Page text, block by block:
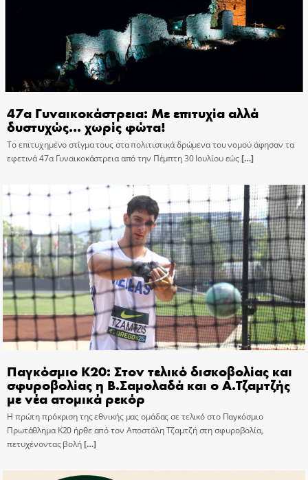
47α Γυναικοκάστρεια: Με επιτυχία αλλά
δυστυχώς… χωρίς φώτα!
Το επιτυχημένο στίγμα τους στα πολιτιστικά δρώμενα του νομού άφησαν τα
εφετινά 47α Γυναικοκάστρεια από την Πέμπτη 30 Ιουλίου εώς[…]
Παγκόσμιο Κ20: Στον τελικό δισκοβολίας και
σφυροβολίας η Β.Σαμολαδά και ο Α.Τζαμτζής
με νέα ατομικά ρεκόρ
Η πρώτη πρόκριση της εθνικής μας ομάδας σε τελικό στο Παγκόσμιο
Πρωτάθλημα Κ20 ήρθε από τον Αποστόλη Τζαμτζή στη σφυροβολία,
πετυχένοντας βολή[…]